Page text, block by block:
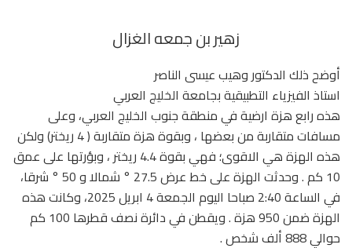
زهير بن جمعه الغزال
أوضح ذلك الدكتور وهيب عيسى الناصر
استاذ الفيزياء التطبيقية بجامعة الخليج العربي
هذه رابع هزة ارضية في منطقة جنوب الخليج العربي، وعلى
مسافات متقاربة من بعضها ، وبقوة هزة متقاربة ( 4 ريختر) ولكن
هذه الهزة هي الاقوى؛ فهي بقوة 4.4 ريختر ، وبؤرتها على عمق
10 كم . وحدثت الهزة على خط عرض 27.5 ° شمالا و 50 ° شرقا،
في الساعة 2:40 صباحا اليوم الجمعة 4 ابريل 2025، وكانت هذه
الهزة ضمن 950 هزة . ويقطن في دائرة نصف قطرها 100 كم
حوالي 888 ألف شخص .